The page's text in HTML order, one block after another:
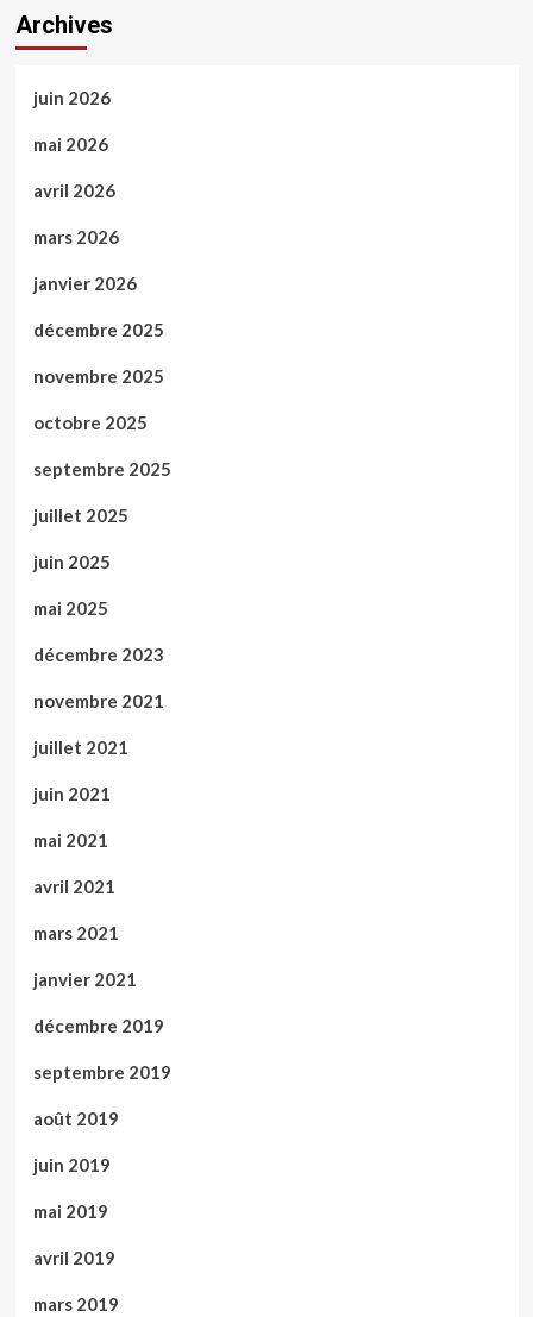
Archives
juin 2026
mai 2026
avril 2026
mars 2026
janvier 2026
décembre 2025
novembre 2025
octobre 2025
septembre 2025
juillet 2025
juin 2025
mai 2025
décembre 2023
novembre 2021
juillet 2021
juin 2021
mai 2021
avril 2021
mars 2021
janvier 2021
décembre 2019
septembre 2019
août 2019
juin 2019
mai 2019
avril 2019
mars 2019